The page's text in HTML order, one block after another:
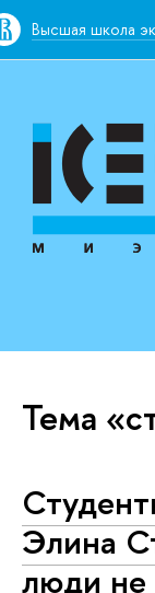
Высшая школа
Тема
Элина
люди не